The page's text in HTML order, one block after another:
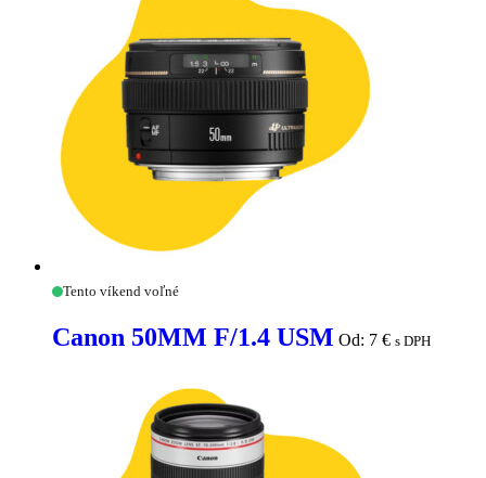
Canon
USM
Tento víkend voľné
Canon 50MM F/1.4 USM Od: 7 € s DPH